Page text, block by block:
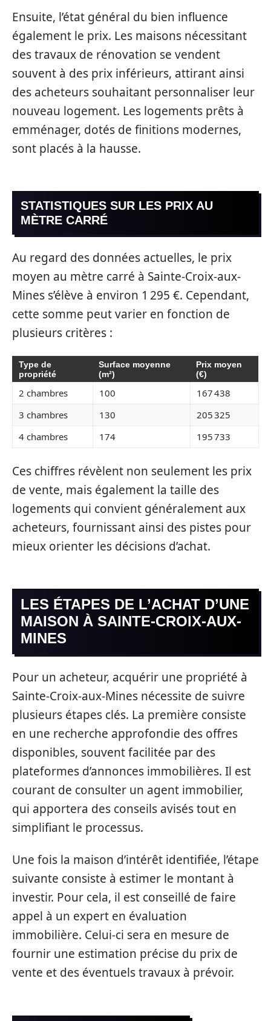
Ensuite, l’état général du bien influence
également le prix. Les maisons nécessitant
des travaux de rénovation se vendent
souvent à des prix inférieurs, attirant ainsi
des acheteurs souhaitant personnaliser leur
nouveau logement. Les logements prêts à
emménager, dotés de finitions modernes,
sont placés à la hausse.
STATISTIQUES SUR LES PRIX AU
MÈTRE CARRÉ
Au regard des données actuelles, le prix
moyen au mètre carré à Sainte-Croix-aux-
Mines s’élève à environ 1 295 €. Cependant,
cette somme peut varier en fonction de
plusieurs critères :
Type de
propriété
Surface moyenne
(m²)
Prix moyen
(€)
2 chambres 100
167 438
3 chambres
130
205 325
4 chambres
174 195 733
Ces chiffres révèlent non seulement les prix
de vente, mais également la taille des
logements qui convient généralement aux
acheteurs, fournissant ainsi des pistes pour
mieux orienter les décisions d’achat.
LES ÉTAPES DE L’ACHAT D’UNE
MAISON À SAINTE-CROIX-AUX-
MINES
Pour un acheteur, acquérir une propriété à
Sainte-Croix-aux-Mines nécessite de suivre
plusieurs étapes clés. La première consiste
en une recherche approfondie des offres
disponibles, souvent facilitée par des
plateformes d’annonces immobilières. Il est
courant de consulter un agent immobilier,
qui apportera des conseils avisés tout en
simplifiant le processus.
Une fois la maison d’intérêt identifiée, l’étape
suivante consiste à estimer le montant à
investir. Pour cela, il est conseillé de faire
appel à un expert en évaluation
immobilière. Celui-ci sera en mesure de
fournir une estimation précise du prix de
vente et des éventuels travaux à prévoir.